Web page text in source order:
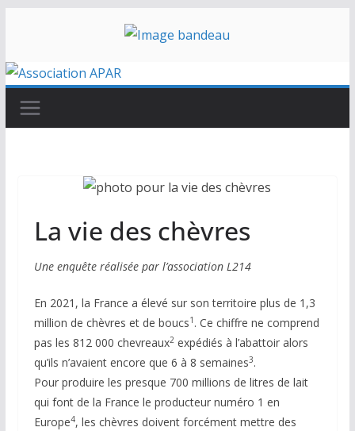
contenu
La vie des chèvres
Une enquête réalisée par l’association L214
En 2021, la France a élevé sur son territoire plus de 1,3
million de chèvres et de boucs1 . Ce chiffre ne comprend
pas les 812 000 chevreaux2expédiés à l’abattoir alors
qu’ils n’avaient encore que 6 à 8 semaines3.
Pour produire les presque 700 millions de litres de lait
qui font de la France le producteur numéro 1 en
Europe4, les chèvres doivent forcément mettre des